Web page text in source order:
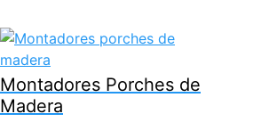
Montadores Porches de
Madera